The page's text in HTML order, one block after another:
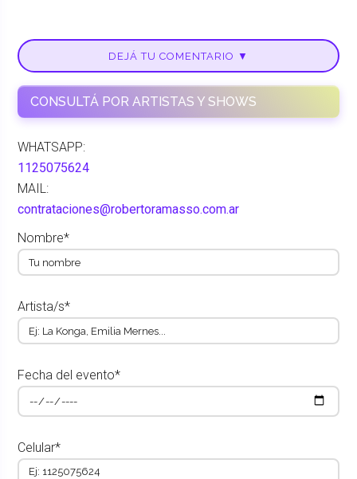
DEJÁ TU COMENTARIO ▼
CONSULTÁ POR ARTISTAS Y SHOWS
WHATSAPP:
1125075624
MAIL:
contrataciones@robertoramasso.com.ar
Nombre*
Artista/s*
Fecha del evento*
Celular*